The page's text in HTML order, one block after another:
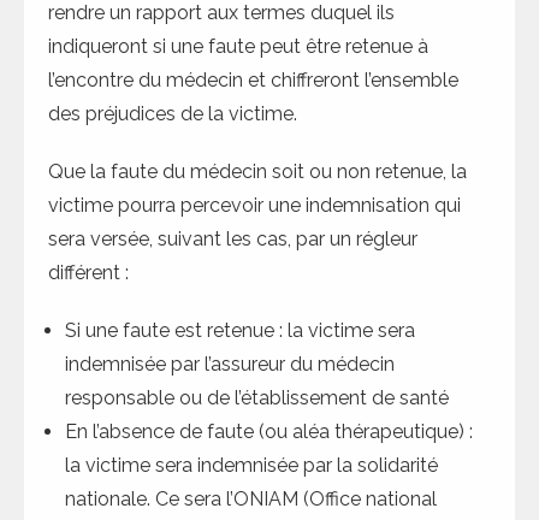
rendre un rapport aux termes duquel ils
indiqueront si une faute peut être retenue à
l’encontre du médecin et chiffreront l’ensemble
des préjudices de la victime.
Que la faute du médecin soit ou non retenue, la
victime pourra percevoir une indemnisation qui
sera versée, suivant les cas, par un régleur
différent :
Si une faute est retenue : la victime sera
indemnisée par l’assureur du médecin
responsable ou de l’établissement de santé
En l’absence de faute (ou aléa thérapeutique) :
la victime sera indemnisée par la solidarité
nationale. Ce sera l’ONIAM (Office national